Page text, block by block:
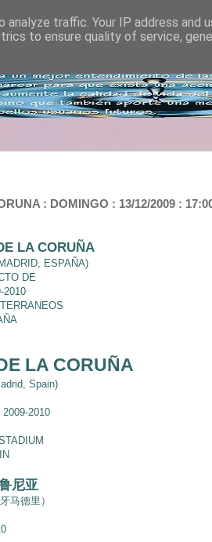
: DOMINGO : 13/12/2009 :
LA CORUÑA
ESPAÑA)
DE
2010
LA CORUÑA
Spain)
2010
尼亚
马德里）
traffic. Your IP address and
to ensure quality of service,